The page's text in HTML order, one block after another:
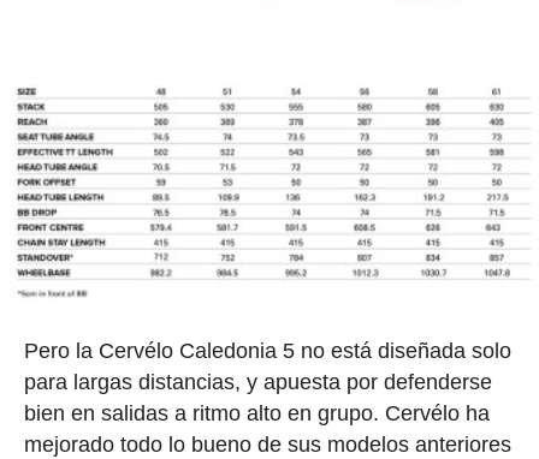
Pero la Cervélo Caledonia 5 no está diseñada solo
para largas distancias, y apuesta por defenderse
bien en salidas a ritmo alto en grupo. Cervélo ha
mejorado todo lo bueno de sus modelos anteriores